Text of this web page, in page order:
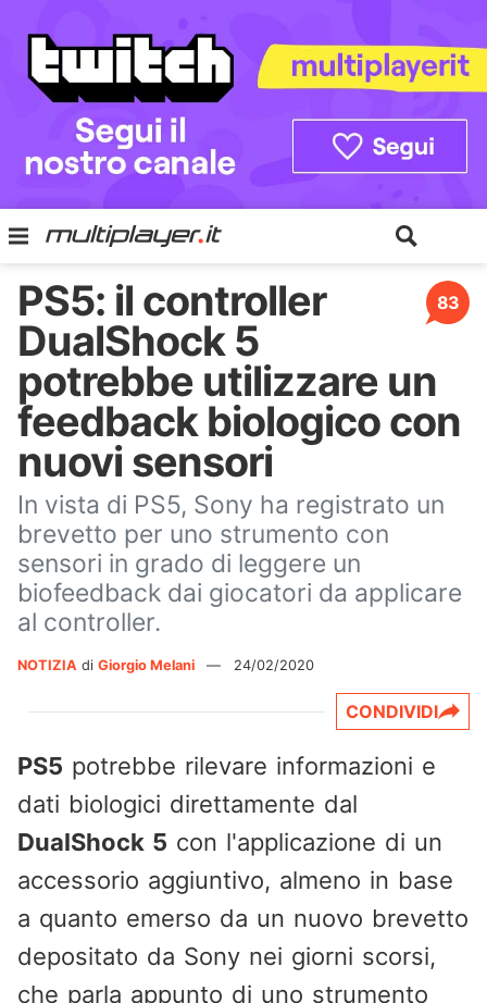
83
PS5: il controller
DualShock 5
potrebbe utilizzare un
feedback biologico con
nuovi sensori
In vista di PS5, Sony ha registrato un
brevetto per uno strumento con
sensori in grado di leggere un
biofeedback dai giocatori da applicare
al controller.
NOTIZIA di Giorgio Melani — 24/02/2020
CONDIVIDI
PS5 potrebbe rilevare informazioni e
dati biologici direttamente dal
DualShock 5 con l'applicazione di un
accessorio aggiuntivo, almeno in base
a quanto emerso da un nuovo brevetto
depositato da Sony nei giorni scorsi,
che parla appunto di uno strumento